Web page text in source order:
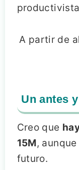
A partir de
Un antes
Creo que
15M,
futuro.